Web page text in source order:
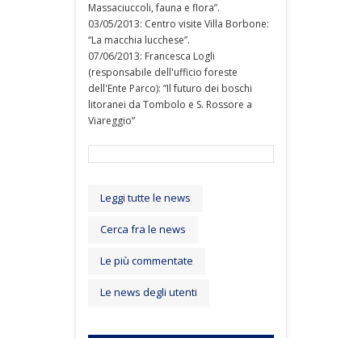
Massaciuccoli, fauna e flora”.
03/05/2013: Centro visite Villa Borbone:
“La macchia lucchese”.
07/06/2013: Francesca Logli
(responsabile dell'ufficio foreste
dell'Ente Parco): ”Il futuro dei boschi
litoranei da Tombolo e S. Rossore a
Viareggio”
Leggi tutte le news
Cerca fra le news
Le più commentate
Le news degli utenti